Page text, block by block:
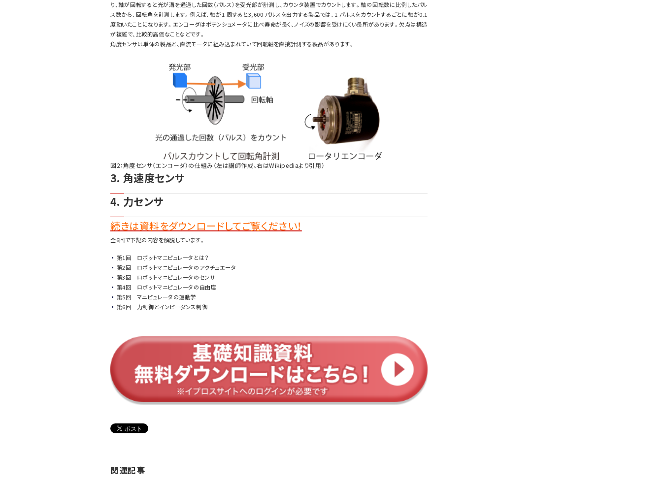
り、軸が回転すると光が溝を通過した回数（パルス）を受光部が計測し、カウンタ装置でカウントします。軸の回転数に比例したパル
ス数から、回転角を計測します。例えば、軸が1 周すると3,600 パルスを出力する製品では、1 パルスをカウントするごとに軸が0.1
度動いたことになります。エンコーダはポテンショメータに比べ寿命が長く、ノイズの影響を受けにくい長所があります。欠点は構造
が複雑で、比較的高価なことなどです。
角度センサは単体の製品と、直流モータに組み込まれていて回転軸を直接計測する製品があります。
図2：角度センサ（エンコーダ）の仕組み（左は講師作成、右はWikipediaより引用）
3. 角速度センサ
4. 力センサ
続きは資料をダウンロードしてご覧ください！
全6回で下記の内容を解説しています。
第1回 ロボットマニピュレータとは？
第2回 ロボットマニピュレータのアクチュエータ
第3回 ロボットマニピュレータのセンサ
第4回 ロボットマニピュレータの自由度
第5回 マニピュレータの運動学
第6回 力制御とインピーダンス制御
関連記事